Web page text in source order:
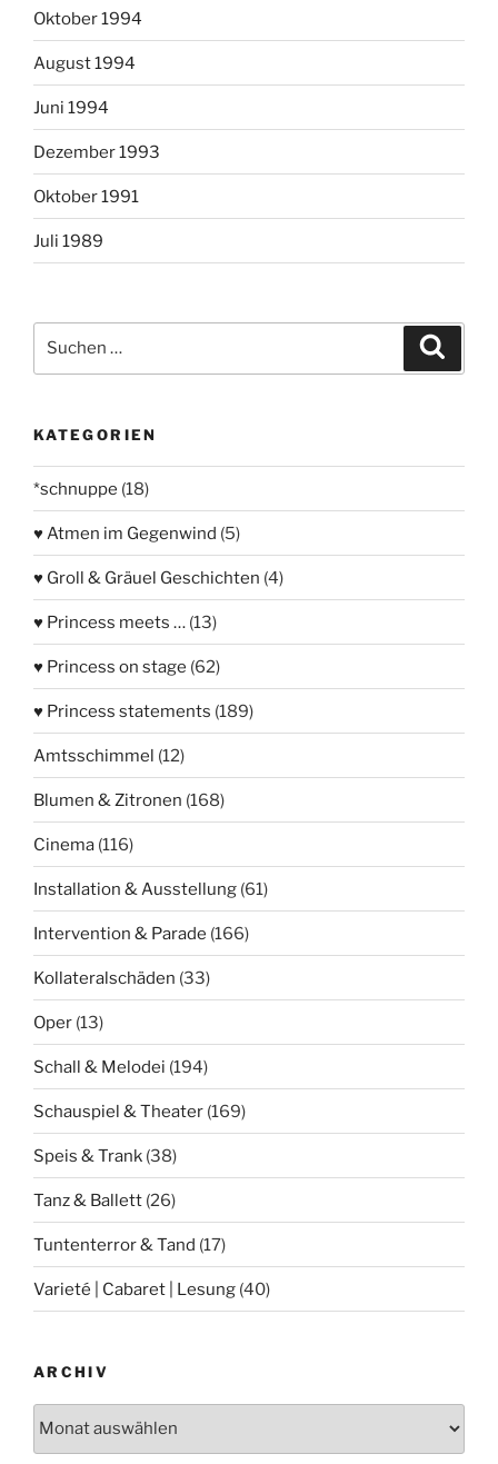
Oktober 1994
August 1994
Juni 1994
Dezember 1993
Oktober 1991
Juli 1989
nach:
KATEGORIEN
*schnuppe (18)
♥ Atmen im Gegenwind (5)
♥ Groll & Gräuel Geschichten (4)
♥ Princess meets … (13)
♥ Princess on stage (62)
♥ Princess statements (189)
Amtsschimmel (12)
Blumen & Zitronen (168)
Cinema (116)
Installation & Ausstellung (61)
Intervention & Parade (166)
Kollateralschäden (33)
Oper (13)
Schall & Melodei (194)
Schauspiel & Theater (169)
Speis & Trank (38)
Tanz & Ballett (26)
Tuntenterror & Tand (17)
Varieté | Cabaret | Lesung (40)
ARCHIV